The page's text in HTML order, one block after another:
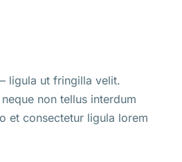
ligula ut fringilla velit.
non tellus interdum
et consectetur ligula lorem